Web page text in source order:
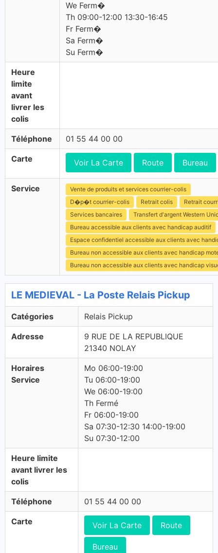
We Ferm�
Th 09:00-12:00 13:30-16:45
Fr Ferm�
Sa Ferm�
Su Ferm�
Heure
limite
avant
livrer les
colis
Téléphone 01 55 44 00 00
Carte Voir La Carte Route Bureau
Service
Vente de produits et services courrier-colis
D�p�t courrier-colis
Retrait colis
Retrait
Services bancaires
Transfert d'argent Western
Bureau accessible aux clients avec handicap auditif
Espace confidentiel accessible aux clients avec
Bureau non accessible aux clients avec handicap
Bureau non accessible aux clients avec handicap
LE MEDIEVAL - La Poste Relais Pickup
Catégories Relais Pickup
Adresse
9 RUE DE LA REPUBLIQUE
21340 NOLAY
Horaires
Service
Mo 06:00-19:00
Tu 06:00-19:00
We 06:00-19:00
Th Fermé
Fr 06:00-19:00
Sa 07:30-12:30 14:00-19:00
Su 07:30-12:00
Heure limite
avant livrer les
colis
Téléphone 01 55 44 00 00
Carte Voir La Carte Route
Bureau